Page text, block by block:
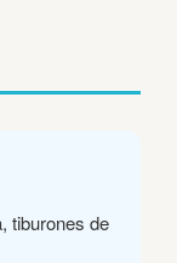
tiburones de